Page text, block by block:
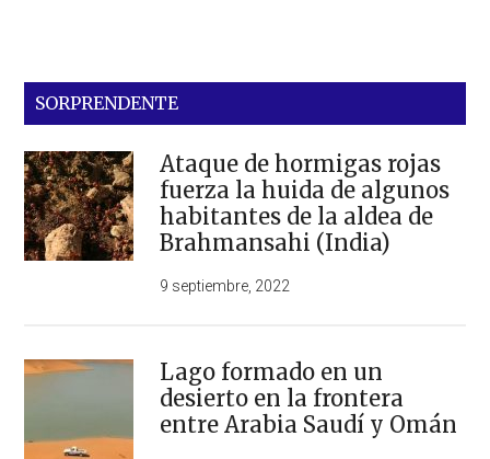
SORPRENDENTE
Ataque de hormigas rojas
fuerza la huida de algunos
habitantes de la aldea de
Brahmansahi (India)
9 septiembre, 2022
Lago formado en un
desierto en la frontera
entre Arabia Saudí y Omán